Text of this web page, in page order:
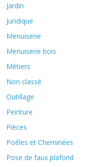
Jardin
Juridique
Menuiserie
Menuiserie bois
Métiers
Non classé
Outillage
Peinture
Pièces
Poêles et Cheminées
Pose de faux plafond